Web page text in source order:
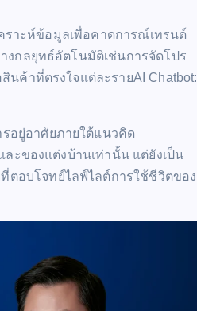
ราะห์ข้อมูลเพื่อคาดการณ์เทรนด์
งกลยุทธ์อัตโนมัติเช่นการจัดโปร
นค้าที่ตรงใจแต่ละรายAI Chatbot:
อยู่อาศัยภายใต้แนวคิด
ละของแต่งบ้านเท่านั้น แต่ยังเป็น
ตอบโจทย์ไลฟ์ไลต์การใช้ชีวิตของ